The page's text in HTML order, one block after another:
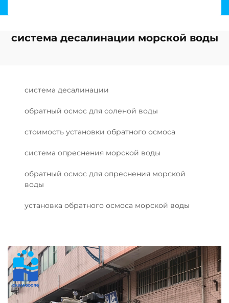
система десалинации морской воды
система десалинации
обратный осмос для соленой воды
стоимость установки обратного осмоса
система опреснения морской воды
обратный осмос для опреснения морской
воды
установка обратного осмоса морской воды